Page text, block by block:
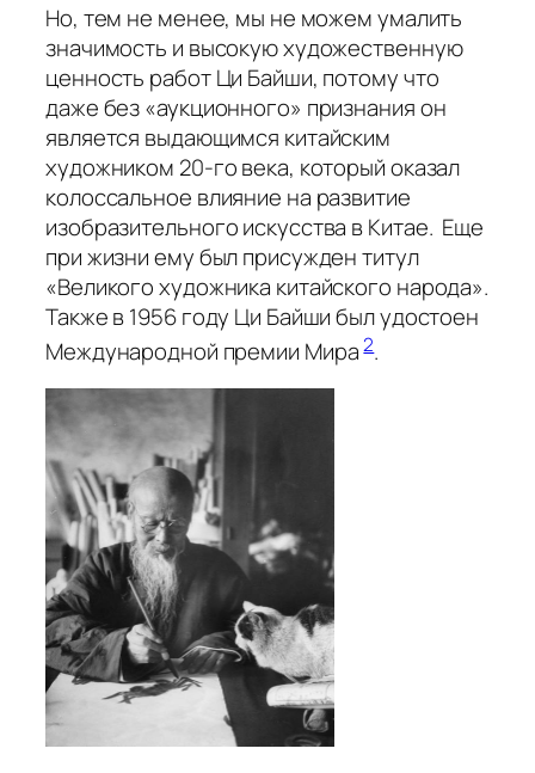
Но, тем не менее, мы не можем умалить
значимость и высокую художественную
ценность работ Ци Байши, потому что
даже без «аукционного» признания он
является выдающимся китайским
художником 20-го века, который оказал
колоссальное влияние на развитие
изобразительного искусства в Китае. Еще
при жизни ему был присужден титул
«Великого художника китайского народа».
Также в 1956 году Ци Байши был удостоен
Международной премии Мира2.